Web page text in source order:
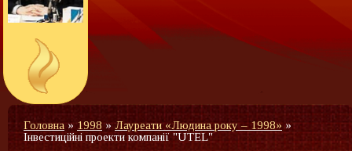
Головна»1998»Лауреати «Людина року – 1998»»
Інвестиційні проекти компанії "UTEL"